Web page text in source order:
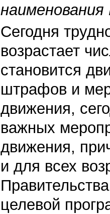
Сегодня
возрастает
становится
штрафов и
движения,
важных
движения,
и для всех
целевой